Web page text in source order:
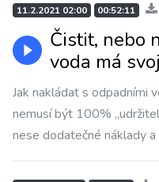
11.2.2021 02:00 00:52:11
Čistit, nebo
voda má
Jak nakládat s odpadními
nemusí být 100%
nese dodatečné náklady